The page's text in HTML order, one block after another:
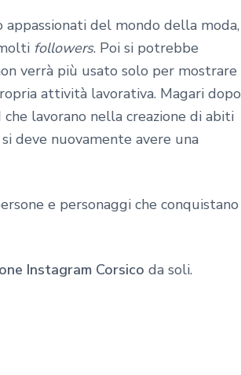
appassionati del mondo della moda,
followers. Poi si potrebbe
verrà più usato solo per mostrare
attività lavorativa. Magari dopo
lavorano nella creazione di abiti
deve nuovamente avere una
e personaggi che conquistano
Instagram Corsico da soli.